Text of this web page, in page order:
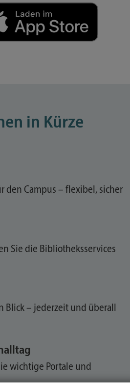
in Kürze
den Campus – flexibel, sicher
Sie die Bibliotheksservices
– jederzeit und überall
wichtige Portale und